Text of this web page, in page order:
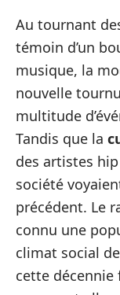
Au tournant
témoin d’un
musique, la
nouvelle
multitude
Tandis que la
des artistes
société
précédent. Le
connu une
climat social
cette